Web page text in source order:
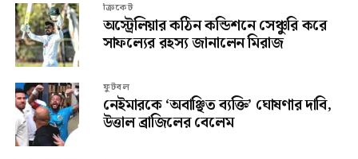
ক্রিকেট
অস্ট্রেলিয়ার কঠিন কন্ডিশনে সেঞ্চুরি করে
সাফল্যের রহস্য জানালেন মিরাজ
ফুটবল
নেইমারকে ‘অবাঞ্ছিত ব্যক্তি’ ঘোষণার দাবি,
উত্তাল ব্রাজিলের বেলেম